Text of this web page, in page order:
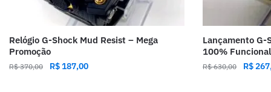
Relógio G-Shock Mud Resist – Mega
Promoção
R$370,00 R$187,00
Lançamento G-
100%
R$630,00 R$